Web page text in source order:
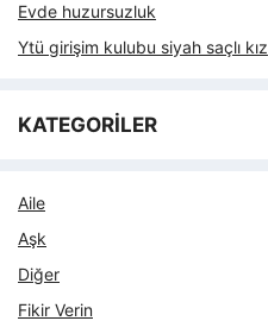
Evde huzursuzluk
Ytü girişim kulubu siyah saçlı kız
KATEGORİLER
Aile
Aşk
Diğer
Fikir Verin